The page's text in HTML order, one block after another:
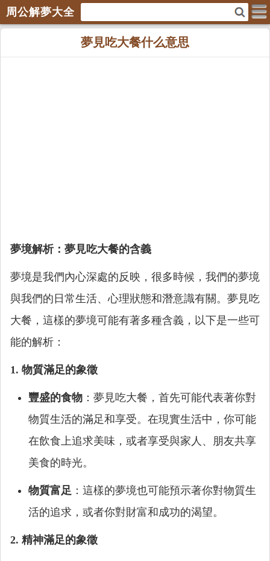
周公解夢大全
夢見吃大餐什么意思
夢境解析：夢見吃大餐的含義
夢境是我們內心深處的反映，很多時候，我們的夢境
與我們的日常生活、心理狀態和潛意識有關。夢見吃
大餐，這樣的夢境可能有著多種含義，以下是一些可
能的解析：
1. 物質滿足的象徵
豐盛的食物 ：夢見吃大餐，首先可能代表著你對
物質生活的滿足和享受。在現實生活中，你可能
在飲食上追求美味，或者享受與家人、朋友共享
美食的時光。
物質富足 ：這樣的夢境也可能預示著你對物質生
活的追求，或者你對財富和成功的渴望。
2. 精神滿足的象徵